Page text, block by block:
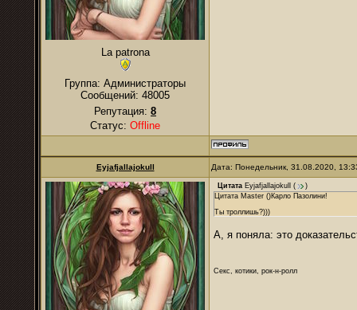
La patrona
Группа: Администраторы
Сообщений: 48005
Репутация: 8
Статус: Offline
Eyjafjallajokull Дата: Понедельник, 31.08.2020,
Цитата Eyjafjallajokull (
)
Цитата Master ()Карло Пазолини!
Ты троллишь?)))
А, я поняла: это
Секс, котики, рок-н-ролл